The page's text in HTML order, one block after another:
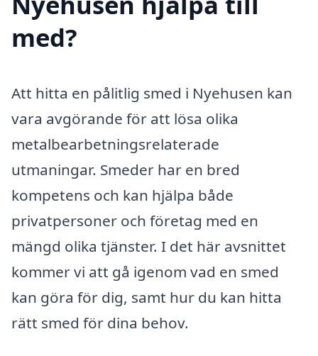
med?
Att hitta en pålitlig smed i Nyehusen kan
vara avgörande för att lösa olika
metalbearbetningsrelaterade
utmaningar. Smeder har en bred
kompetens och kan hjälpa både
privatpersoner och företag med en
mängd olika tjänster. I det här avsnittet
kommer vi att gå igenom vad en smed
kan göra för dig, samt hur du kan hitta
rätt smed för dina behov.